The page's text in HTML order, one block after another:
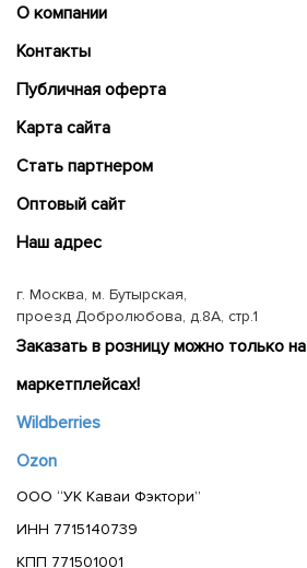
О компании
Контакты
Публичная оферта
Карта сайта
Cтать партнером
Оптовый сайт
Наш адрес
г. Москва, м. Бутырская,
проезд Добролюбова, д.8А, стр.1
Заказать в розницу можно только на
маркетплейсах!
Wildberries
Ozon
ООО “УК Каваи Фэктори”
ИНН 7715140739
КПП 771501001